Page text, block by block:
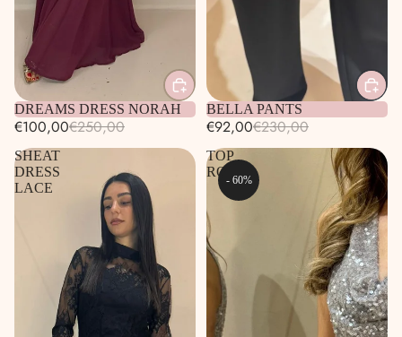
DREAMS DRESS NORAH
€100,00€250,00
BELLA PANTS
€92,00€230,00
SHEAT
DRESS
LACE
TOP
ROSE
- 60%